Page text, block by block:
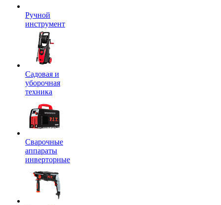
Ручной
инструмент
Садовая и
уборочная
техника
Сварочные
аппараты
инверторные